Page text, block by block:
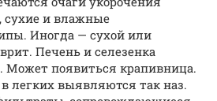
сухие и влажные
Иногда — сухой или
Печень и селезенка
Может появиться крапивница.
легких выявляются так наз.